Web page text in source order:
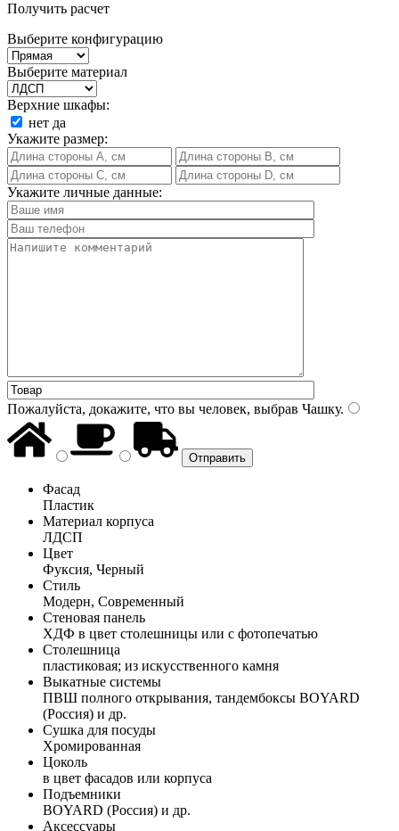
Получить расчет
Выберите конфигурацию
Выберите материал
Верхние шкафы:
нет да
Укажите размер:
Укажите личные данные:
Пожалуйста, докажите, что вы человек, выбрав Чашку.
Фасад
Пластик
Материал корпуса
ЛДСП
Цвет
Фуксия, Черный
Стиль
Модерн, Современный
Стеновая панель
ХДФ в цвет столешницы или с фотопечатью
Столешница
пластиковая; из искусственного камня
Выкатные системы
ПВШ полного открывания, тандембоксы BOYARD
(Россия) и др.
Сушка для посуды
Хромированная
Цоколь
в цвет фасадов или корпуса
Подъемники
BOYARD (Россия) и др.
Аксессуары